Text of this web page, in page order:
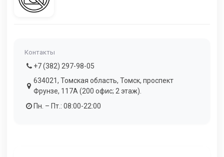
Контакты
+7 (382) 297-98-05
634021, Томская область, Томск, проспект
Фрунзе, 117А (200 офис; 2 этаж).
Пн. – Пт.: 08:00-22:00